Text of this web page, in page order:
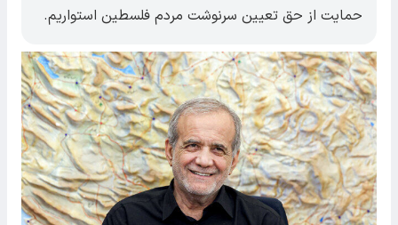
حمایت از حق تعیین سرنوشت مردم فلسطین استواریم.